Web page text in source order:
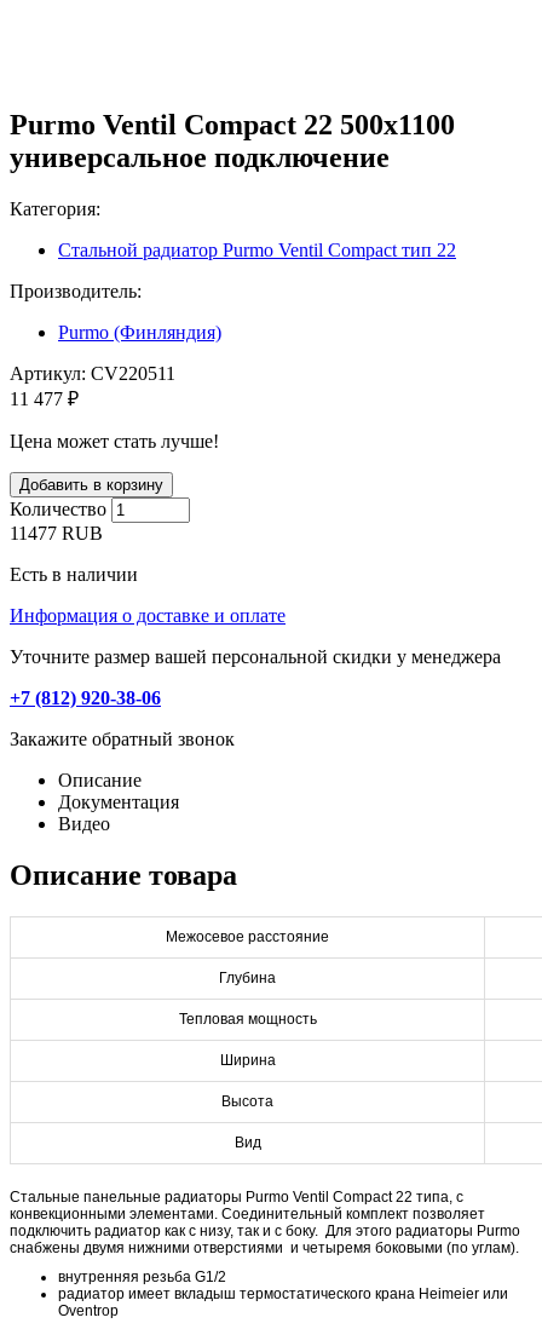
Purmo Ventil Compact 22 500х1100
универсальное подключение
Категория:
Стальной радиатор Purmo Ventil Compact тип 22
Производитель:
Purmo (Финляндия)
Артикул: CV220511
11 477 ₽
Цена может стать лучше!
Количество
11477 RUB
Есть в наличии
Информация о доставке и оплате
Уточните размер вашей персональной скидки у менеджера
+7 (812) 920-38-06
Закажите обратный звонок
Описание
Документация
Видео
Описание товара
Межосевое расстояние
Глубина
Тепловая мощность
Ширина
Высота
Вид
Стальные панельные радиаторы Purmo Ventil Compact 22 типа, с
конвекционными элементами. Cоединительный комплект позволяет
подключить радиатор как с низу, так и с боку. Для этого радиаторы Purmo
снабжены двумя нижними отверстиями и четыремя боковыми (по углам).
внутренняя резьба G1/2
радиатор имеет вкладыш термостатического крана Heimeier или
Oventrop